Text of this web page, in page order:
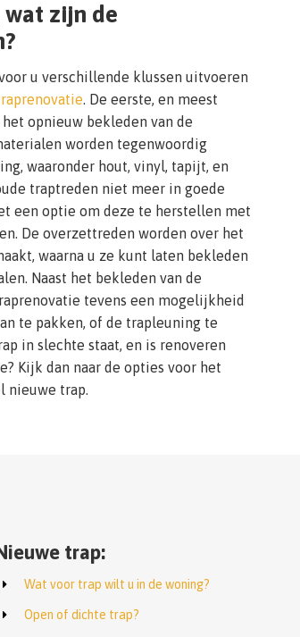
zijn de
u verschillende klussen uitvoeren
. De eerste, en meest
opnieuw bekleden van de
worden tegenwoordig
waaronder hout, vinyl, tapijt, en
traptreden niet meer in goede
een optie om deze te herstellen met
De overzettreden worden over het
waarna u ze kunt laten bekleden
Naast het bekleden van de
tevens een mogelijkheid
te pakken, of de trapleuning te
in slechte staat, en is renoveren
Kijk dan naar de opties voor het
nieuwe trap.
trap:
Wat voor trap wilt u in de woning?
Open of dichte trap?